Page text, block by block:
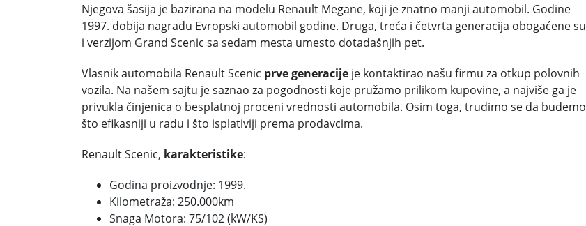
Njegova šasija je bazirana na modelu Renault Megane, koji je znatno manji automobil. Godine
1997. dobija nagradu Evropski automobil godine. Druga, treća i četvrta generacija obogaćene su
i verzijom Grand Scenic sa sedam mesta umesto dotadašnjih pet.
Vlasnik automobila Renault Scenic prve generacije je kontaktirao našu firmu za otkup polovnih
vozila. Na našem sajtu je saznao za pogodnosti koje pružamo prilikom kupovine, a najviše ga je
privukla činjenica o besplatnoj proceni vrednosti automobila. Osim toga, trudimo se da budemo
što efikasniji u radu i što isplativiji prema prodavcima.
Renault Scenic, karakteristike:
Godina proizvodnje: 1999.
Kilometraža: 250.000km
Snaga Motora: 75/102 (kW/KS)